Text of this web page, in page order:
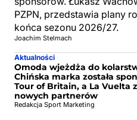
PZPN, przedstawia plany
końca sezonu 2026/27.
Joachim Stelmach
Aktualności
Omoda wjeżdża do
Chińska marka została
Tour of Britain, a La Vuelta
nowych partnerów
Redakcja Sport Marketing